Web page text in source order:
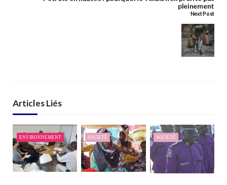
pleinement
Next Post
Articles Liés
ENVIRONNEMENT SOCIETÉ SOCIETÉ